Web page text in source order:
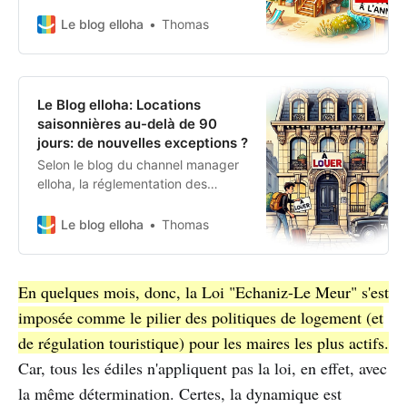
tourisme devrait entrainer, dès
question totale du modèle
économique de ce type
d’investissement.
Le blog elloha Thomas
Le Blog elloha: Locations
saisonnières au-delà de 90
jours: de nouvelles exceptions ?
Selon le blog du channel manager
elloha, la réglementation des
d’évoluer sous le coup de décisions
motifs dérogatoires au plafond des
“fameux” 90 jours, imposé aux
résidences principales. Une
récente jurisprudence vient même
d’établir un nouveau précédent qui
intéresse particulièrement les
propriétaires de meublés
touristiques…
Le blog elloha Thomas
En quelques mois, donc, la Loi "Echaniz-Le Meur" s'est
imposée comme le pilier des politiques de logement (et
de régulation touristique) pour les maires les plus actifs.
Car, tous les édiles n'appliquent pas la loi, en effet, avec
la même détermination. Certes, la dynamique est